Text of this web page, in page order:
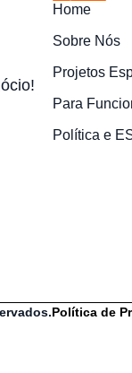
Home
Sobre Nós
Projetos
Para
Política e
Política de